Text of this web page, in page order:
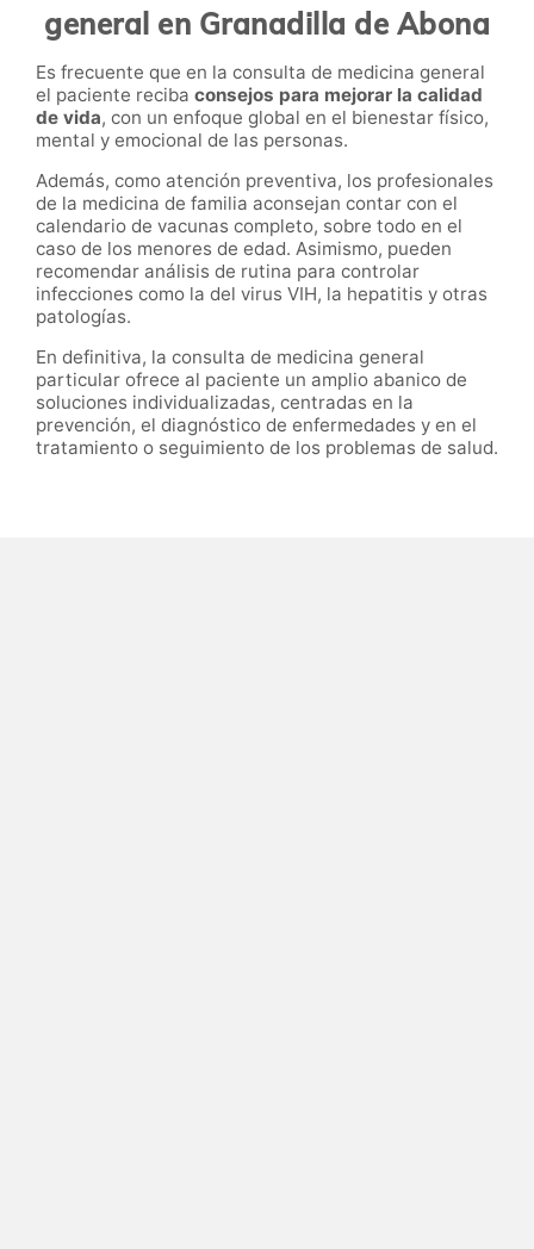
general en Granadilla de Abona
Es frecuente que en la consulta de medicina general
el paciente reciba consejos para mejorar la calidad
de vida, con un enfoque global en el bienestar físico,
mental y emocional de las personas.
Además, como atención preventiva, los profesionales
de la medicina de familia aconsejan contar con el
calendario de vacunas completo, sobre todo en el
caso de los menores de edad. Asimismo, pueden
recomendar análisis de rutina para controlar
infecciones como la del virus VIH, la hepatitis y otras
patologías.
En definitiva, la consulta de medicina general
particular ofrece al paciente un amplio abanico de
soluciones individualizadas, centradas en la
prevención, el diagnóstico de enfermedades y en el
tratamiento o seguimiento de los problemas de salud.